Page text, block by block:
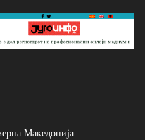
Македонија